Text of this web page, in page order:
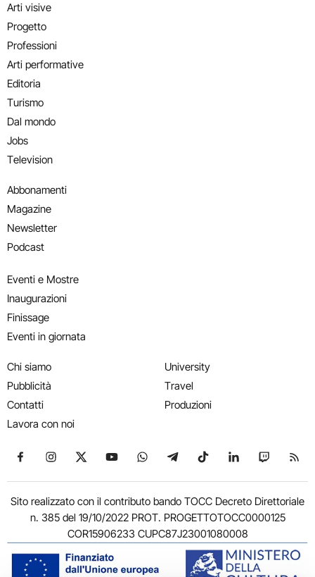
Arti visive
Progetto
Professioni
Arti performative
Editoria
Turismo
Dal mondo
Jobs
Television
Abbonamenti
Magazine
Newsletter
Podcast
Eventi e Mostre
Inaugurazioni
Finissage
Eventi in giornata
Chi siamo
Pubblicità
Contatti
Lavora con noi
University
Travel
Produzioni
Seguici su Facebook
Seguici su Instagram
Seguici su X
Seguici su YouTube
Seguici su WhatsApp
Seguici su Telegram
Seguici su TikTok
Seguici su
Seguici
Sito realizzato con il contributo bando TOCC Decreto Direttoriale
n. 385 del 19/10/2022 PROT. PROGETTOTOCC0000125
COR15906233 CUPC87J23001080008